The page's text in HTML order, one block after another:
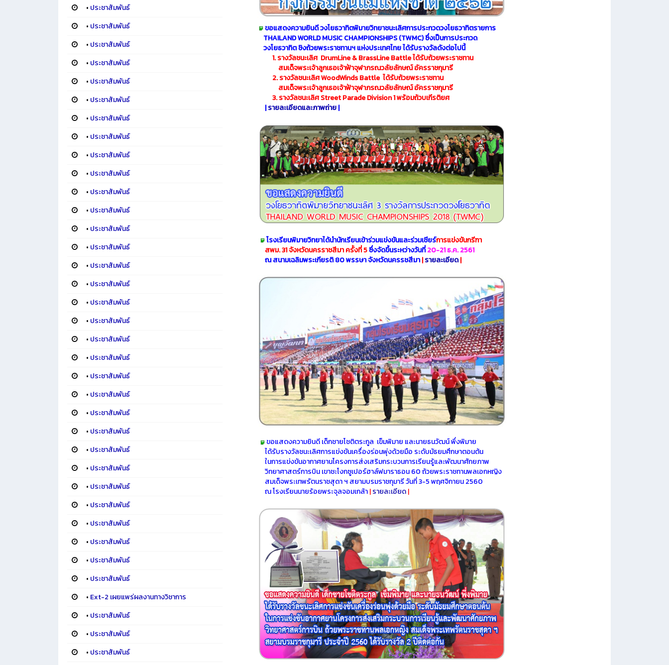
• ประชาสัมพันธ์
• ประชาสัมพันธ์
• ประชาสัมพันธ์
• ประชาสัมพันธ์
• ประชาสัมพันธ์
• ประชาสัมพันธ์
• ประชาสัมพันธ์
• ประชาสัมพันธ์
• ประชาสัมพันธ์
• ประชาสัมพันธ์
• ประชาสัมพันธ์
• ประชาสัมพันธ์
• ประชาสัมพันธ์
• ประชาสัมพันธ์
• ประชาสัมพันธ์
• ประชาสัมพันธ์
• ประชาสัมพันธ์
• ประชาสัมพันธ์
• ประชาสัมพันธ์
• ประชาสัมพันธ์
• ประชาสัมพันธ์
• ประชาสัมพันธ์
• ประชาสัมพันธ์
• ประชาสัมพันธ์
• ประชาสัมพันธ์
• ประชาสัมพันธ์
• ประชาสัมพันธ์
• ประชาสัมพันธ์
• ประชาสัมพันธ์
• ประชาสัมพันธ์
• ประชาสัมพันธ์
• ประชาสัมพันธ์
• Ext-2 เผยแพร่ผลงานทางวิชาการ
• ประชาสัมพันธ์
• ประชาสัมพันธ์
• ประชาสัมพันธ์
ขอแสดงความยินดี วงโยธวาทิตพิมายวิทยาชนะเลิศการประกวดวงโยธวาทิตรายการ
THAILAND WORLD MUSIC CHAMPIONSHIPS (TWMC) ซึ่งเป็นการประกวด
วงโยธวาทิต ชิงถ้วยพระราชทานฯ แห่งประเทศไทย ได้รับรางวัลดังต่อไปนี้
1. รางวัลชนะเลิศ DrumLine & BrassLine Battle ได้รับถ้วยพระราชทาน
สมเด็จพระเจ้าลูกเธอเจ้าฟ้าจุฬาภรณวลัยลักษณ์ อัครราชกุมารี
2. รางวัลชนะเลิศ WoodWinds Battle ได้รับถ้วยพระราชทาน
สมเด็จพระเจ้าลูกเธอเจ้าฟ้าจุฬาภรณวลัยลักษณ์ อัครราชกุมารี
3. รางวัลชนะเลิศ Street Parade Division 1 พร้อมถ้วบเกีรติยศ
|รายละเอียดและภาพถ่าย|
โรงเรียนพิมายวิทยาได้นำนักเรียนเข้าร่วมแข่งขันและร่วมเชียร์การแข่งขันกรีฑา
สพม. 31จังหวัดนครราชสีมา ครั้งที่ 5ซึ่งจัดขึ้นระหว่างวันที่20-21 ธ.ค. 2561
ณ สนามเฉลิมพระเกียรติ 80 พรรษา จังหวัดนครรชสีมา|รายละเอียด|
ขอแสดงความยินดี เด็กชายโชติตระกูล เข็มพิมาย และนายธนวัฒน์ พึ่งพิมาย
ได้รับรางวัลชนะเลิศการแข่งขันเครื่องร่อนพุ่งด้วยมือ ระดับมัธยมศึกษาตอนต้น
ในการแข่งขันอากาศยานโครงการส่งเสริมกระบวนการเรียนรู้และพัฒนาศักยภาพ
วิทยาศาสตร์การบิน เขาชะโงกซูเปอร์ฮาล์ฟมาราธอน 60 ถ้วยพระราชทานพลเอกหญิง
สมเด็จพระเทพรัตนราชสุดา ฯ สยามบรมราชกุมารี วันที่ 3-5 พฤศจิกายน 2560
ณ โรงเรียนนายร้อยพระจุลจอมเกล้า|รายละเอียด|